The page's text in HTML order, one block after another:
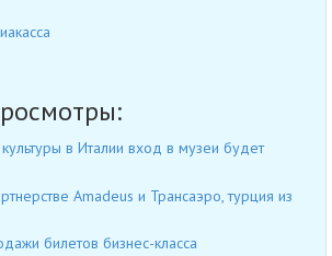
в Италии вход в музеи будет
Amadeus и Трансаэро, турция из
билетов бизнес-класса